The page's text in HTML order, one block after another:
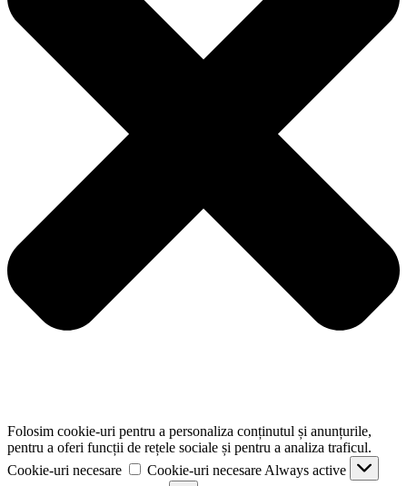
Folosim cookie-uri pentru a personaliza conținutul și anunțurile,
pentru a oferi funcții de rețele sociale și pentru a analiza traficul.
Cookie-uri necesare
Cookie-uri necesare Always active